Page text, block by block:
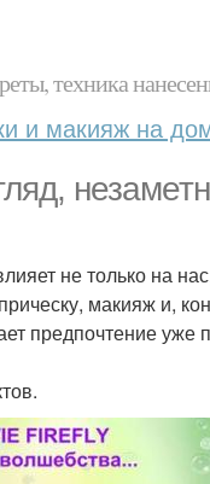
техника
и макияж на
не только на
макияж и,
предпочтение уже